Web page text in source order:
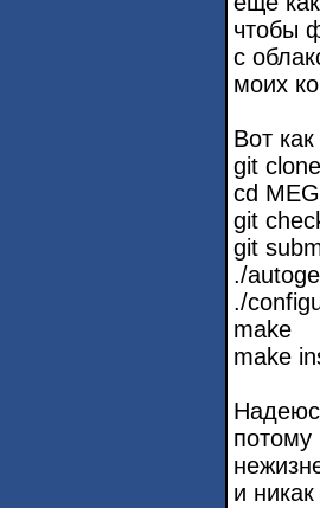
чтобы
с
моих
Вот
git
cd
git
git
./
./
make
make
и